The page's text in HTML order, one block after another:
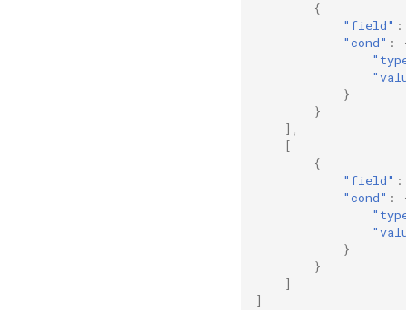
{
"field" :
"cond" :
}
}
],
[
{
"field" :
"cond" :
}
}
]
]